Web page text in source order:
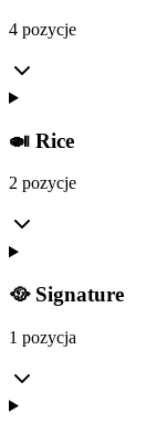
4 pozycje
🍛 Rice
2 pozycje
🥘 Signature
1 pozycja